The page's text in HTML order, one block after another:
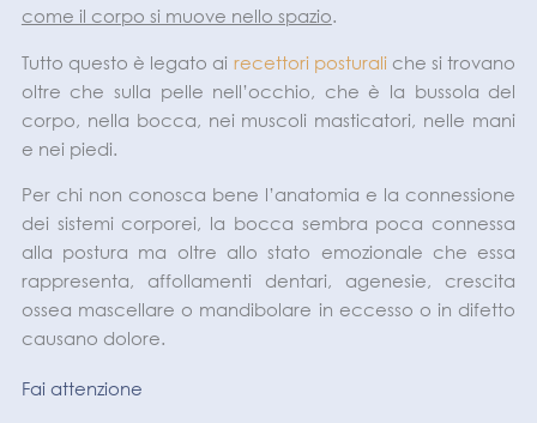
come il corpo si muove nello spazio.
Tutto questo è legato ai recettori posturaliche si trovano
oltre che sulla pelle nell’occhio, che è la bussola del
corpo, nella bocca, nei muscoli masticatori, nelle mani
e nei piedi.
Per chi non conosca bene l’anatomia e la connessione
dei sistemi corporei, la bocca sembra poca connessa
alla postura ma oltre allo stato emozionale che essa
rappresenta, affollamenti dentari, agenesie, crescita
ossea mascellare o mandibolare in eccesso o in difetto
causano dolore.
Fai attenzione